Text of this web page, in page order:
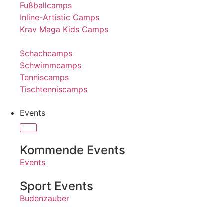
Fußballcamps
Inline-Artistic Camps
Krav Maga Kids Camps
Schachcamps
Schwimmcamps
Tenniscamps
Tischtenniscamps
Events
Kommende Events
Events
Sport Events
Budenzauber